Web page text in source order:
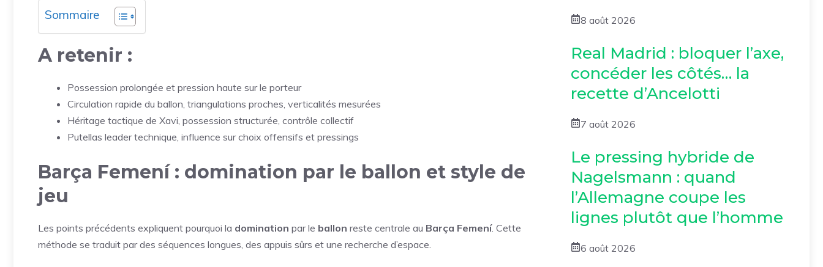
Sommaire
A retenir :
Possession prolongée et pression haute sur le porteur
Circulation rapide du ballon, triangulations proches, verticalités mesurées
Héritage tactique de Xavi, possession structurée, contrôle collectif
Putellas leader technique, influence sur choix offensifs et pressings
Barça Femení : domination par le ballon et style de
jeu
Les points précédents expliquent pourquoi la domination par le ballon reste centrale au Barça Femení. Cette
méthode se traduit par des séquences longues, des appuis sûrs et une recherche d’espace.
8 août 2026
Real Madrid : bloquer l’axe,
concéder les côtés… la
recette d’Ancelotti
7 août 2026
Le pressing hybride de
Nagelsmann : quand
l’Allemagne coupe les
lignes plutôt que l’homme
6 août 2026